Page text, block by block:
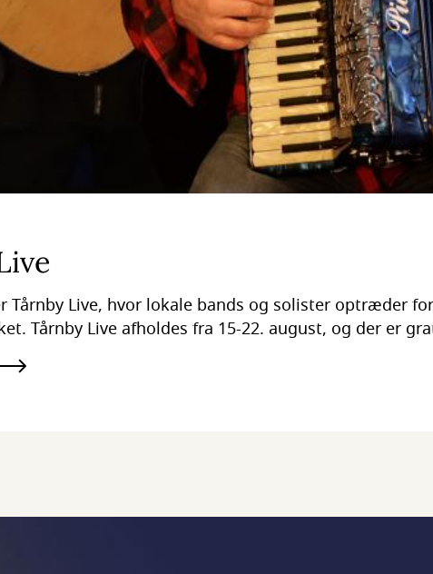
Tårnby Live, hvor lokale bands og solister optræder
Tårnby Live afholdes fra 15-22. august, og der er